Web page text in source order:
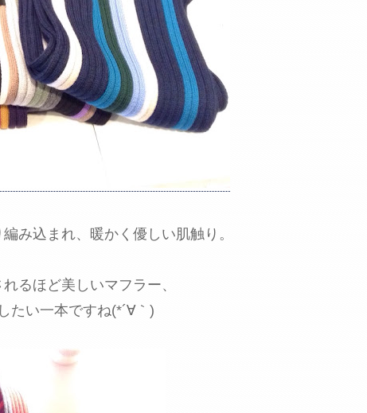
み込まれ、暖かく優しい肌触り。
るほど美しいマフラー、
たい一本ですね(*´∀｀)